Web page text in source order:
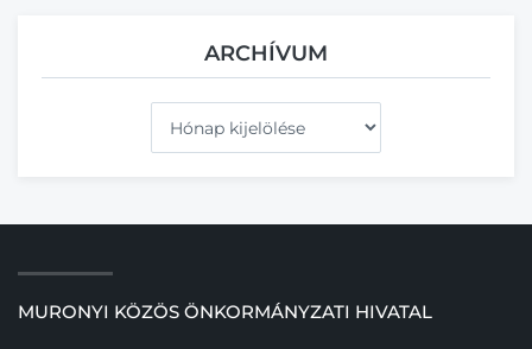
ARCHÍVUM
MURONYI KÖZÖS ÖNKORMÁNYZATI HIVATAL